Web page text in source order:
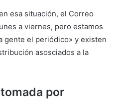
esa situación, el Correo
a viernes, pero estamos
gente el periódico» y existen
asosciados a la
por